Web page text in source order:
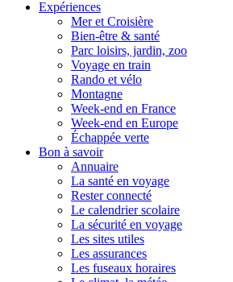
Expériences
Mer et Croisière
Bien-être & santé
Parc loisirs, jardin, zoo
Voyage en train
Rando et vélo
Montagne
Week-end en France
Week-end en Europe
Échappée verte
Bon à savoir
Annuaire
La santé en voyage
Rester connecté
Le calendrier scolaire
La sécurité en voyage
Les sites utiles
Les assurances
Les fuseaux horaires